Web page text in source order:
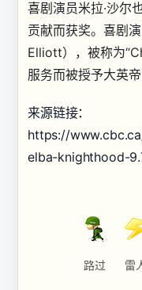
喜剧演员米拉·沙尔
贡献而获奖。喜剧
Elliott），被称为
服务而被授予大英
来源链接：
https://
elba-knighthood-
路过 雷